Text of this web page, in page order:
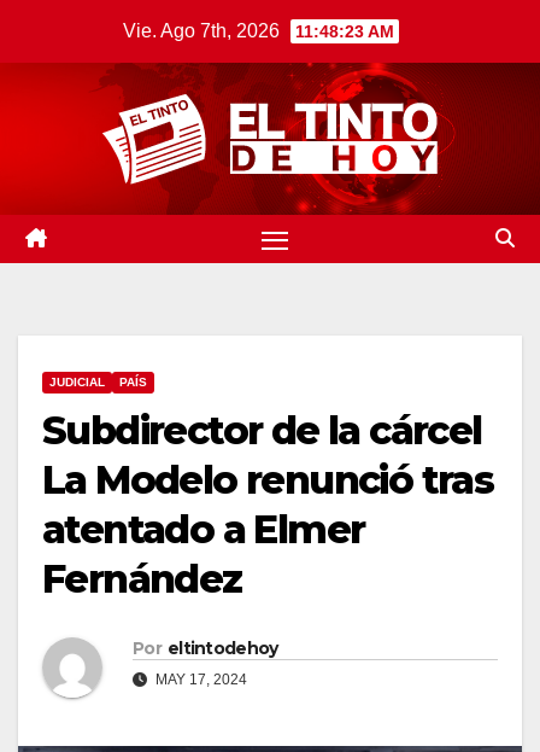
Vie. Ago 7th, 2026 11:48:24 AM
JUDICIAL PAÍS
Subdirector de la cárcel
La Modelo renunció tras
atentado a Elmer
Fernández
Por eltintodehoy
MAY 17, 2024